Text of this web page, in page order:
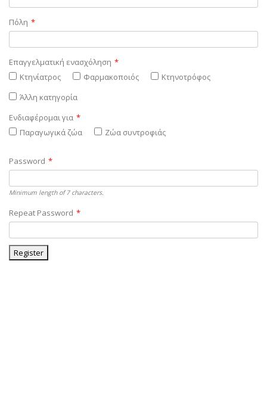
Πόλη *
Επαγγελματική ενασχόληση *
Κτηνίατρος
Φαρμακοποιός
Κτηνοτρόφος
Άλλη κατηγορία
Ενδιαφέρομαι για *
Παραγωγικά ζώα
Ζώα συντροφιάς
Password *
Minimum length of 7 characters.
Repeat Password *